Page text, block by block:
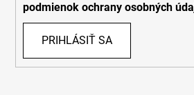
podmienok ochrany osobných
PRIHLÁSIŤ SA